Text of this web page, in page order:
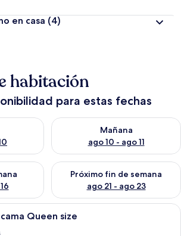
en casa (4)
habitación
para estas fechas
para hoy ago 9 - ago 10
Mañana
ago 10 - ago 11
Consulta la disponibilidad
para este fin de semana ago 14 -
Próximo fin de semana
ago 21 - ago 23
Consulta la disponibilidad
Queen size